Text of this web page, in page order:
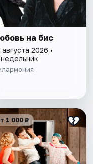
на бис
августа 2026 •
1 000 ₽